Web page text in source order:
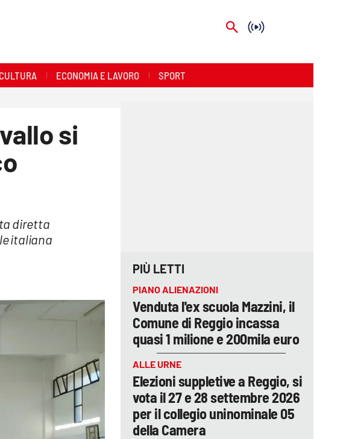
CULTURA ECONOMIA E LAVORO SPORT
si
diretta
italiana
PIÙ LETTI
PIANO ALIENAZIONI
Venduta l'ex scuola Mazzini, il
Comune di Reggio incassa
quasi 1 milione e 200mila euro
ALLE URNE
Elezioni suppletive a Reggio, si
vota il 27 e 28 settembre 2026
per il collegio uninominale 05
della Camera